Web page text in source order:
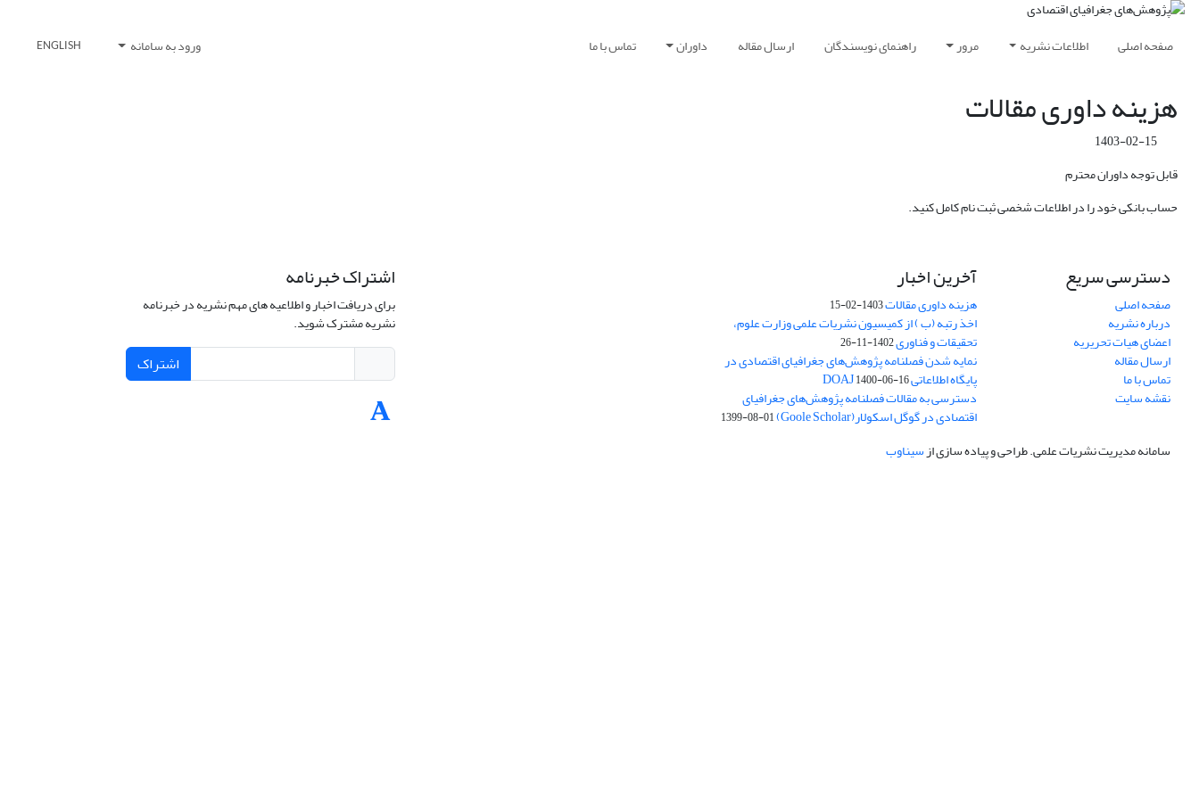
صفحه اصلی اطلاعات نشریه مرور راهنمای نویسندگان ارسال مقاله داوران تماس با ما ورود به سامانه ENGLISH
هزینه داوری مقالات
1403-02-15
قابل توجه داوران محترم
حساب بانکی خود را در اطلاعات شخصی ثبت نام کامل کنید.
دسترسی سریع
صفحه اصلی
درباره نشریه
اعضای هیات تحریریه
ارسال مقاله
تماس با ما
نقشه سایت
آخرین اخبار
هزینه داوری مقالات1403-02-15
اخذ رتبه (ب ) از کمیسیون نشریات علمی وزارت علوم،
تحقیقات و فناوری1402-11-26
نمایه شدن فصلنامه پژوهش‌های جغرافیای اقتصادی در
پایگاه اطلاعاتی DOAJ1400-06-16
دسترسی به مقالات فصلنامه پژوهش‌های جغرافیای
اقتصادی در گوگل اسکولار(Goole Scholar) 1399-08-01
اشتراک خبرنامه
برای دریافت اخبار و اطلاعیه های مهم نشریه در خبرنامه
نشریه مشترک شوید.
اشتراک
سامانه مدیریت نشریات علمی.طراحی و پیاده سازی ازسیناوب